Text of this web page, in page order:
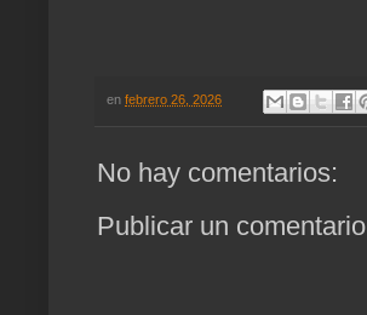
en febrero 26, 2026
No hay comentarios:
Publicar un comentario